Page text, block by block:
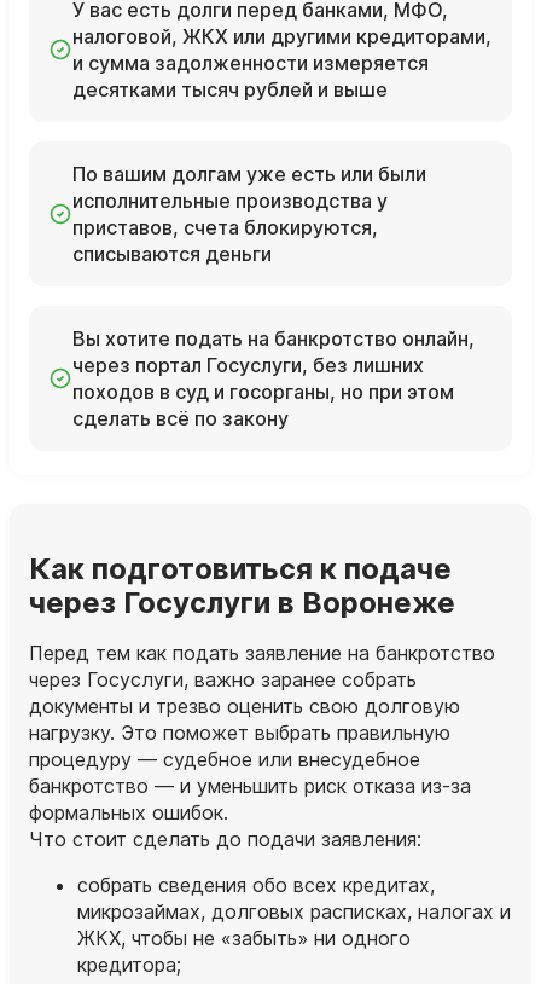
У вас есть долги перед банками, МФО,
налоговой, ЖКХ или другими кредиторами,
и сумма задолженности измеряется
десятками тысяч рублей и выше
По вашим долгам уже есть или были
исполнительные производства у
приставов, счета блокируются,
списываются деньги
Вы хотите подать на банкротство онлайн,
через портал Госуслуги, без лишних
походов в суд и госорганы, но при этом
сделать всё по закону
Как подготовиться к подаче
через Госуслуги в Воронеже
Перед тем как подать заявление на банкротство
через Госуслуги, важно заранее собрать
документы и трезво оценить свою долговую
нагрузку. Это поможет выбрать правильную
процедуру — судебное или внесудебное
банкротство — и уменьшить риск отказа из‑за
формальных ошибок.
Что стоит сделать до подачи заявления:
собрать сведения обо всех кредитах,
микрозаймах, долговых расписках, налогах и
ЖКХ, чтобы не «забыть» ни одного
кредитора;